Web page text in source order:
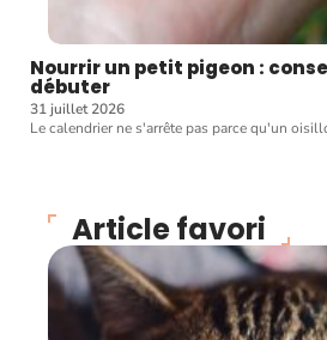
Nourrir un petit pigeon :
débuter
31 juillet 2026
Le calendrier ne s'arrête pas parce qu'un
Article favori